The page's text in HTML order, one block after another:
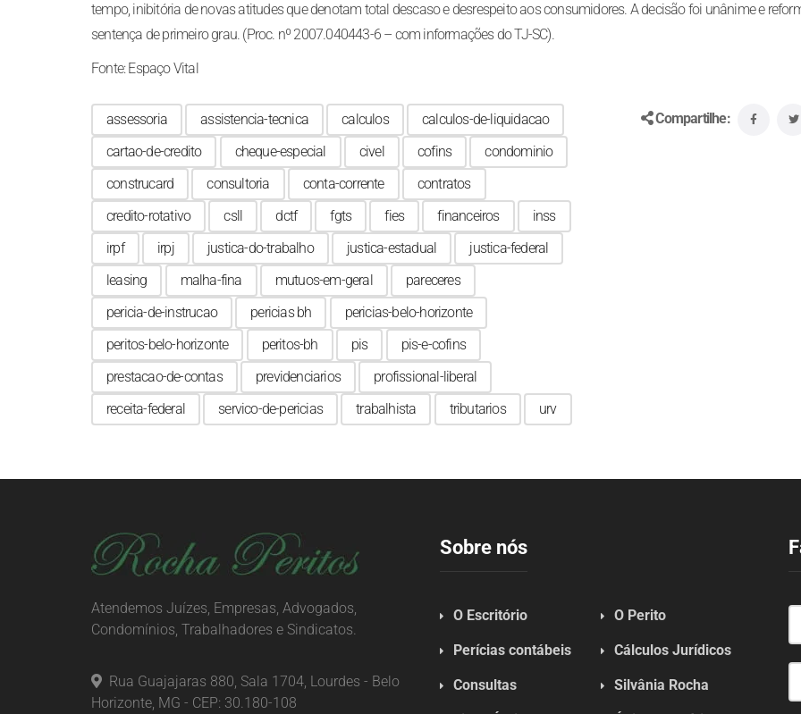
tempo, inibitória de novas atitudes que denotam total descaso e desrespeito aos consumidores. A decisão foi unânime e
sentença de primeiro grau. (Proc. nº 2007.040443-6 – com informações do TJ-SC).
Fonte: Espaço Vital
assessoria assistencia-tecnica calculos
calculos-de-liquidacao
cartao-de-credito
cheque-especial civel cofins
condominio
construcard
consultoria conta-corrente
contratos
credito-rotativo
csll dctf fgts fies financeiros
inss
irpf
irpj justica-do-trabalho justica-estadual
justica-federal
leasing
malha-fina mutuos-em-geral
pareceres
pericia-de-instrucao
pericias bh
pericias-belo-horizonte
peritos-belo-horizonte
peritos-bh pis
pis-e-cofins
prestacao-de-contas
previdenciarios
profissional-liberal
receita-federal
servico-de-pericias trabalhista tributarios urv
Compartilhe:
Atendemos Juízes, Empresas, Advogados,
Condomínios, Trabalhadores e Sindicatos.
Rua Guajajaras 880, Sala 1704, Lourdes - Belo
Horizonte, MG - CEP: 30.180-108
Sobre nós
O Escritório O Perito
Perícias contábeis Cálculos Jurídicos
Consultas Silvânia Rocha